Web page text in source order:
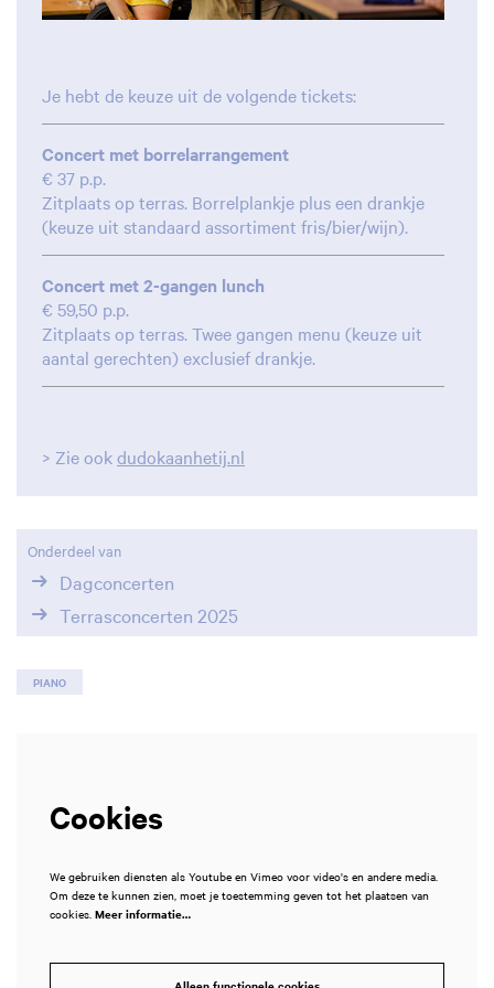
Je hebt de keuze uit de volgende tickets:
Concert met borrelarrangement
€ 37 p.p.
Zitplaats op terras. Borrelplankje plus een drankje
(keuze uit standaard assortiment fris/bier/wijn).
Concert met 2-gangen lunch
€ 59,50 p.p.
Zitplaats op terras. Twee gangen menu (keuze uit
aantal gerechten) exclusief drankje.
> Zie ookdudokaanhetij.nl
Onderdeel van
Dagconcerten
Terrasconcerten 2025
PIANO
Cookies
We gebruiken diensten als Youtube en Vimeo voor video's en andere media.
Om deze te kunnen zien, moet je toestemming geven tot het plaatsen van
cookies. Meer informatie…
Inzoomen